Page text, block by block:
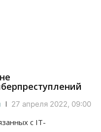
27 апреля 2022, 09:00
с IT-